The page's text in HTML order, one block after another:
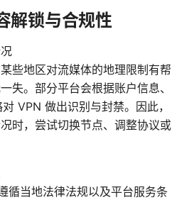
解锁与合规性
些地区对流媒体的地理限制有帮
失。部分平台会根据账户信息、
VPN 做出识别与封禁。因此，
时，尝试切换节点、调整协议或
循当地法律法规以及平台服务条